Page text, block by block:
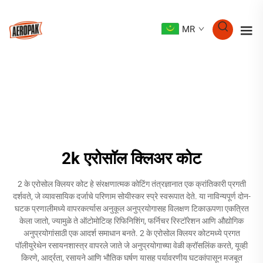
MR
2k एरोसॉल क्लिअर कोट
2 के एरोसोल क्लियर कोट हे संरक्षणात्मक कोटिंग तंत्रज्ञानात एक क्रांतिकारी प्रगती
दर्शवते, जे व्यावसायिक दर्जाचे परिणाम सोयीस्कर स्प्रे स्वरूपात देते. या नाविन्यपूर्ण दोन-
घटक प्रणालीमध्ये वापरकर्त्यास अनुकूल अनुप्रयोगासह विलक्षण टिकाऊपणा एकत्रित
केला जातो, ज्यामुळे ते ऑटोमोटिव्ह रिफिनिशिंग, फर्निचर रिस्टॉरेशन आणि औद्योगिक
अनुप्रयोगांसाठी एक आदर्श समाधान बनते. 2 के एरोसोल क्लियर कोटमध्ये प्रगत
पॉलीयुरेथेन रसायनशास्त्र वापरले जाते जे अनुप्रयोगाच्या वेळी क्रॉसलिंक करते, यूव्ही
किरणे, आर्द्रता, रसायने आणि भौतिक घर्षण यासह पर्यावरणीय घटकांपासून मजबूत